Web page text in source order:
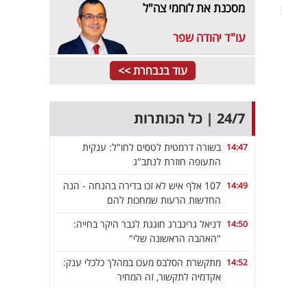
מסכנת את לוחמי צה"ל
עו"ד יהודה שפר
עוד בנבחרת >>
24/7 | כל הכותרות
14:47 בשורה דרמטית לטסים לחו"ל: ענקית
התעופה חוזרת לנתב"ג
14:49
107 אלף איש לא זכו בדירה בהנחה - הנה
החדשות הרעות שמחכות להם
14:50 דניאל גרינברג חוגגת לגבר היקר בחייה:
"האהבה הראשונה שלי"
14:52 מתקשרת הסלבס מעכו במהלך כלכלי ענק:
אקדמיה לתקשור, זה המחיר